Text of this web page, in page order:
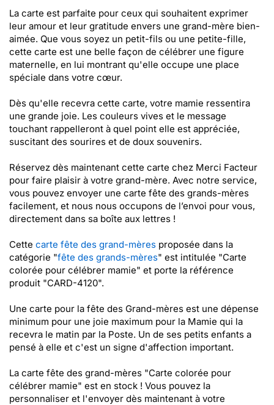
La carte est parfaite pour ceux qui souhaitent exprimer
leur amour et leur gratitude envers une grand-mère bien-
aimée. Que vous soyez un petit-fils ou une petite-fille,
cette carte est une belle façon de célébrer une figure
maternelle, en lui montrant qu'elle occupe une place
spéciale dans votre cœur.
Dès qu'elle recevra cette carte, votre mamie ressentira
une grande joie. Les couleurs vives et le message
touchant rappelleront à quel point elle est appréciée,
suscitant des sourires et de doux souvenirs.
Réservez dès maintenant cette carte chez Merci Facteur
pour faire plaisir à votre grand-mère. Avec notre service,
vous pouvez envoyer une carte fête des grands-mères
facilement, et nous nous occupons de l’envoi pour vous,
directement dans sa boîte aux lettres !
Cette carte fête des grand-mères proposée dans la
catégorie "fête des grands-mères" est intitulée "Carte
colorée pour célébrer mamie" et porte la référence
produit "CARD-4120".
Une carte pour la fête des Grand-mères est une dépense
minimum pour une joie maximum pour la Mamie qui la
recevra le matin par la Poste. Un de ses petits enfants a
pensé à elle et c'est un signe d'affection important.
La carte fête des grand-mères "Carte colorée pour
célébrer mamie" est en stock ! Vous pouvez la
personnaliser et l'envoyer dès maintenant à votre